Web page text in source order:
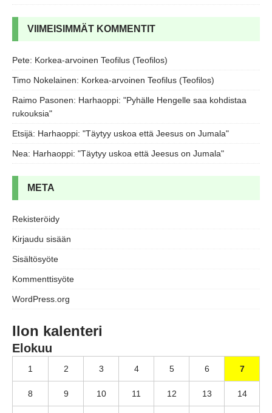
VIIMEISIMMÄT KOMMENTIT
Pete: Korkea-arvoinen Teofilus (Teofilos)
Timo Nokelainen: Korkea-arvoinen Teofilus (Teofilos)
Raimo Pasonen: Harhaoppi: "Pyhälle Hengelle saa kohdistaa
rukouksia"
Etsijä: Harhaoppi: "Täytyy uskoa että Jeesus on Jumala"
Nea: Harhaoppi: "Täytyy uskoa että Jeesus on Jumala"
META
Rekisteröidy
Kirjaudu sisään
Sisältösyöte
Kommenttisyöte
WordPress.org
Ilon kalenteri
Elokuu
1 2 3 4 5 6 7
8 9 10 11 12 13 14